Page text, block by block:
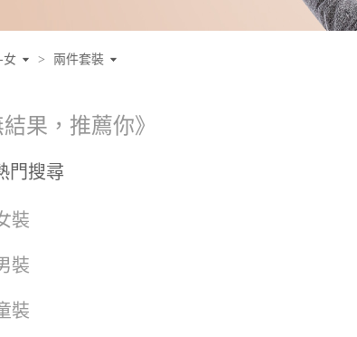
女 > 兩件套裝
結果，推薦你》
門搜尋
裝
裝
裝